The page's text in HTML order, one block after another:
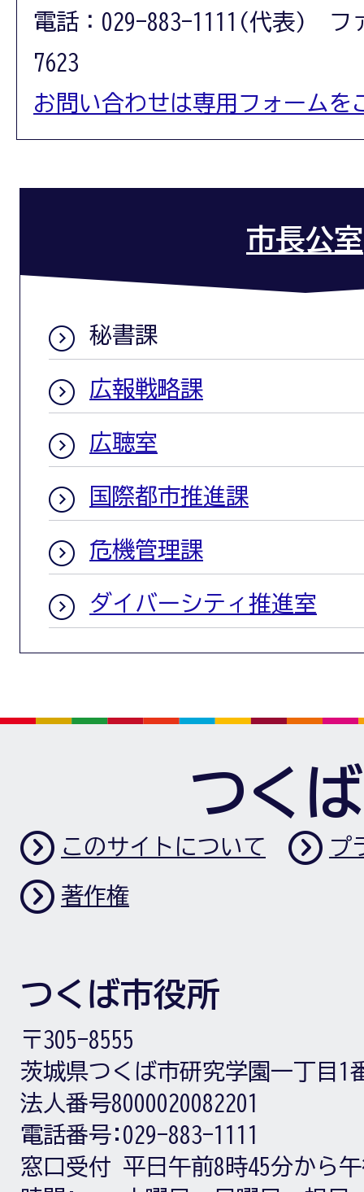
電話：029-883-1111(代表) フ
7623
お問い合わせは専用フォームを
市長公室
秘書課
広報戦略課
広聴室
国際都市推進課
危機管理課
ダイバーシティ推進室
つく
このサイトについて プ
著作権
つくば市役所
〒305-8555
茨城県つくば市研究学園一丁目1
法人番号8000020082201
電話番号: 029-883-1111
窓口受付 平日午前8時45分から